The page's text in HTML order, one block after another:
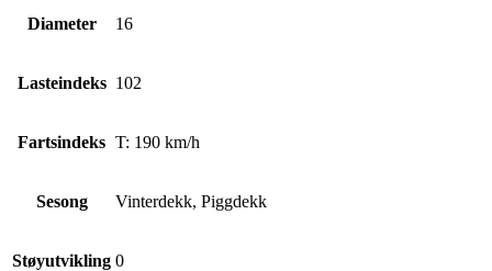
Diameter 16
Lasteindeks 102
Fartsindeks T: 190 km/h
Sesong Vinterdekk, Piggdekk
Støyutvikling 0